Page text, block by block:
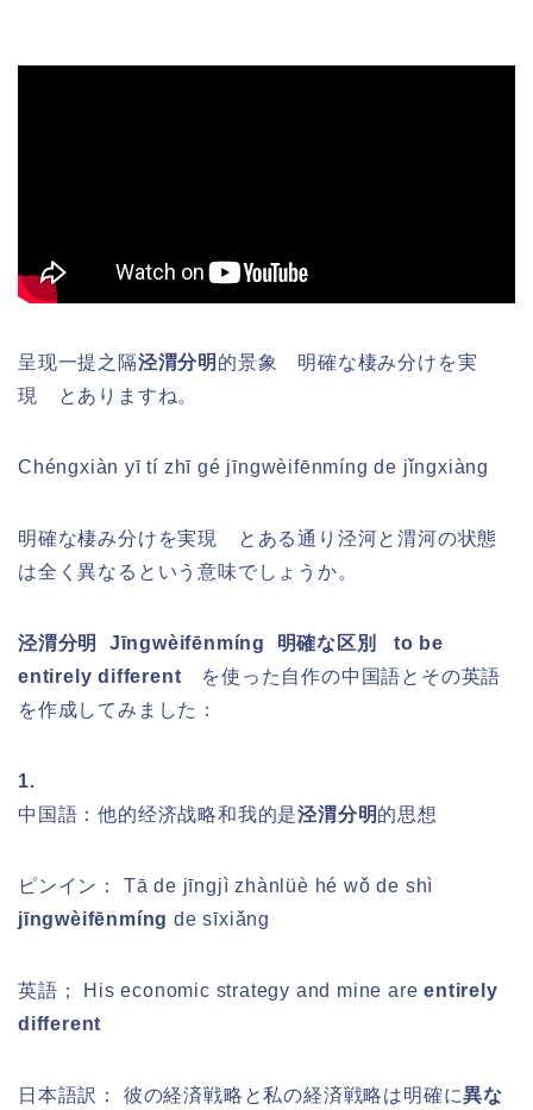
呈现一提之隔泾渭分明 的景象 明確な棲み分けを実
現 とありますね。
Chéngxiàn yī tí zhī gé jīngwèifēnmíng de jǐngxiàng
明確な棲み分けを実現 とある通り泾河と渭河の状態
は全く異なるという意味でしょうか。
泾渭分明 Jīngwèifēnmíng 明確な区別 to be
entirely different
を使った 自作の中国語とその英語
を作成してみました ：
1.
中国語：他的经济战略和我的是泾渭分明的思想
ピンイン： Tā de jīngjì zhànlüè hé wǒ de shì
jīngwèifēnmíng de sīxiǎng
英語； His economic strategy and mine areentirely
different
日本語訳： 彼の経済戦略と私の経済戦略は明確に異な